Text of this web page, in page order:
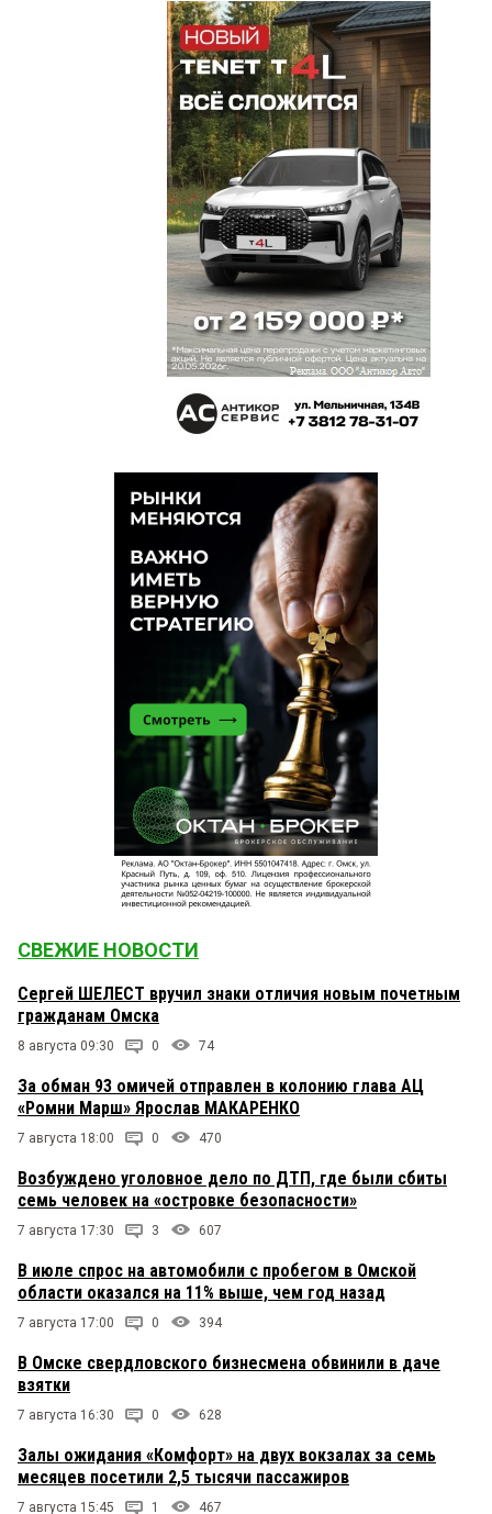
СВЕЖИЕ НОВОСТИ
Сергей ШЕЛЕСТ вручил знаки отличия новым почетным
гражданам Омска
8 августа 09:30 0 74
За обман 93 омичей отправлен в колонию глава АЦ
«Ромни Марш» Ярослав МАКАРЕНКО
7 августа 18:00 0 470
Возбуждено уголовное дело по ДТП, где были сбиты
семь человек на «островке безопасности»
7 августа 17:30 3 607
В июле спрос на автомобили с пробегом в Омской
области оказался на 11% выше, чем год назад
7 августа 17:00 0 394
В Омске свердловского бизнесмена обвинили в даче
взятки
7 августа 16:30 0 628
Залы ожидания «Комфорт» на двух вокзалах за семь
месяцев посетили 2,5 тысячи пассажиров
7 августа 15:45 1 467